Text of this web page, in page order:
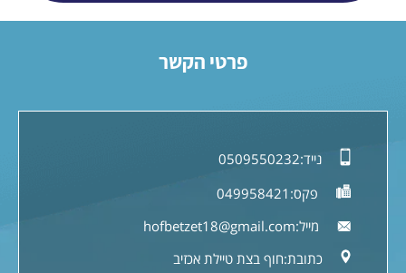
פרטי הקשר
נייד:0509550232
פקס:049958421
מייל:hofbetzet18@gmail.com
כתובת:חוף בצת טיילת אכזיב